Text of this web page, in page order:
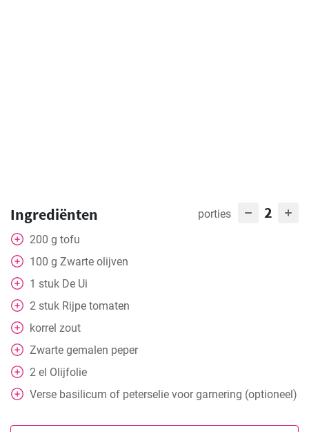
Ingrediënten porties 2
200 g tofu
100 g Zwarte olijven
1 stuk De Ui
2 stuk Rijpe tomaten
korrel zout
Zwarte gemalen peper
2 el Olijfolie
Verse basilicum of peterselie voor garnering (optioneel)